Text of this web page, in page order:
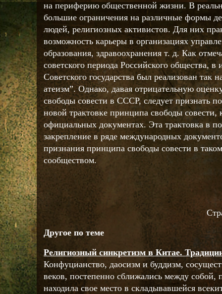
на периферию общественной жизни. В
большие ограничения на различные формы
людей, религиозных активистов. Для них
возможность карьеры в организациях
образования, здравоохранения т. д. Как
советского периода Российского общества, в
Советского государства был реализован так
атеизм”. Однако, давая отрицательную
свободы совести в СССР, следует признать
новой трактовке принципа свободы совести,
официальных документах. Эта трактовка в
закрепление в ряде международных
признания принципа свободы совести в
сообществом.
Другое по теме
Религиозный синкретизм в Китае.
Конфуцианство, даосизм и буддизм,
веков, постепенно сближались между собой,
находила свое место в складывавшейся